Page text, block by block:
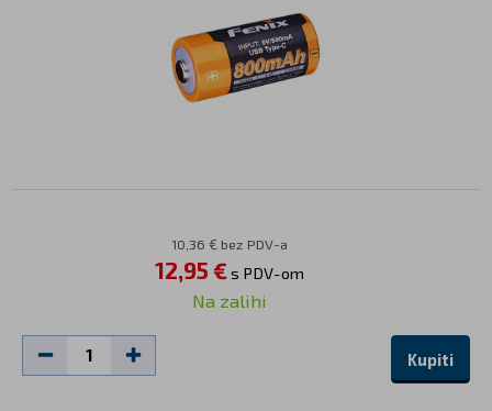
10,36 € bez PDV-a
12,95 €s PDV-om
Na zalihi
Kupiti